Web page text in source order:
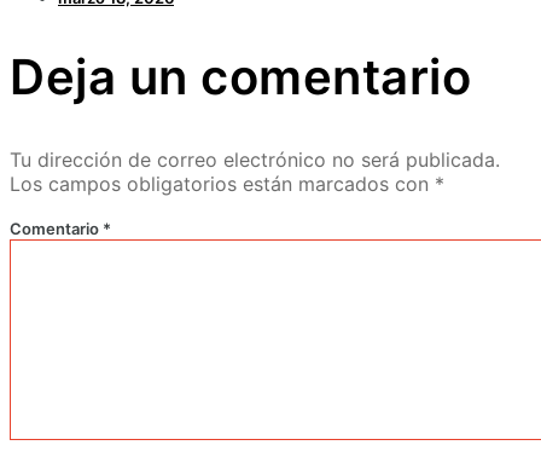
Deja un comentario
Tu dirección de correo electrónico no será publicada.
Los campos obligatorios están marcados con *
Comentario *